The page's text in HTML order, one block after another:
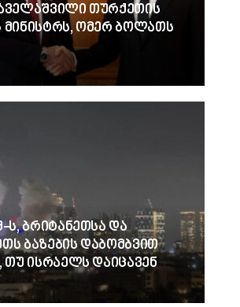
თურქეთის
მინისტრს, ომერ ბოლათს
ს, ბრიტანეთსა და
ბაზების დაბომბვით
თუ ისრაელს დაიცავენ